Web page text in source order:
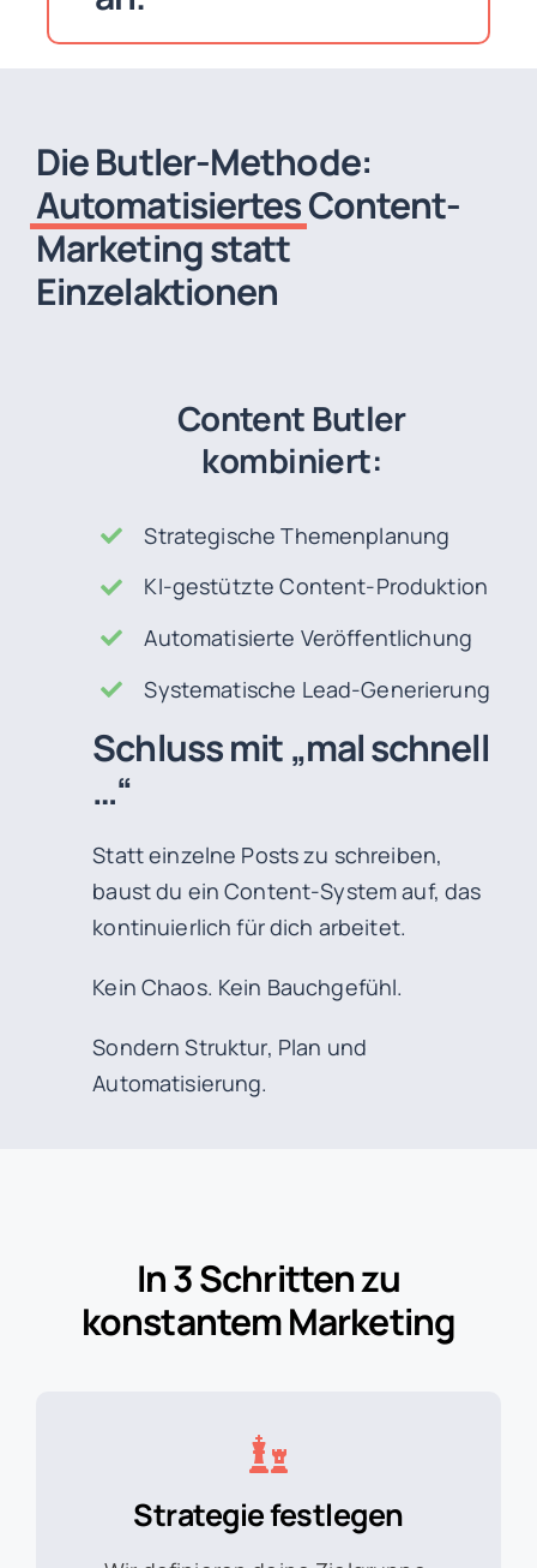
Die Butler-Methode:
AutomatisiertesContent-
Marketing statt
Einzelaktionen
Content Butler
kombiniert:
Strategische Themenplanung
KI-gestützte Content-Produktion
Automatisierte Veröffentlichung
Systematische Lead-Generierung
Schlussmit„malschnell
…“
Statt einzelne Posts zu schreiben,
baust du ein Content-System auf, das
kontinuierlich für dich arbeitet.
Kein Chaos. Kein Bauchgefühl.
Sondern Struktur, Plan und
Automatisierung.
In 3 Schritten zu
konstantem Marketing
Strategie festlegen